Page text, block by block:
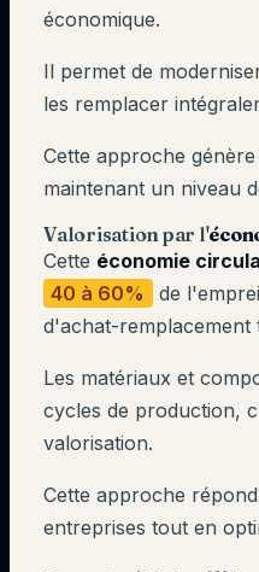
économique.
Il permet de
les remplacer
Cette approche
maintenant un niveau
Valorisation par l'
Cette économie
40 à 60%
de
d'achat-remplacement
Les matériaux et
cycles de production,
valorisation.
Cette approche
entreprises tout en